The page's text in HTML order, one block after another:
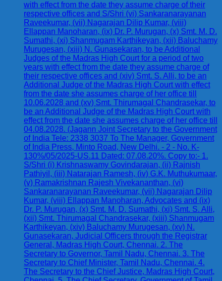
with effect from the date they assume charge of their
respective offices and S/Shri (vi) Sankaranarayanan
Raveekumar, (vii) Nagarajan Dilip Kumar, (viii)
Ellappan Manoharan, (ix) Dr. P. Murugan, (x) Smt. M. D.
Sumathi, (xi) Shanmugam Karthikeyan, (xii) Baluchamy
Murugesan, (xiii) N. Gunasekaran, to be Additional
Judges of the Madras High Court for a period of two
years with effect from the date they assume charge of
their respective offices and (xiv) Smt. S. Alli, to be an
Additional Judge of the Madras High Court with effect
from the date she assumes charge of her office till
10.06.2028 and (xv) Smt. Thirumagal Chandrasekar, to
be an Additional Judge of the Madras High Court with
effect from the date she assumes charge of her office till
04.08.2028. (Jagann Joint Secretary to the Government
of India Tele: 2338 3037 To The Manager, Government
of India Press, Minto Road, New Delhi. - 2 - No. K-
130%/05/2025-US.11 Dated: 07.08.20%. Copy to:- 1.
S/Shri (i) Krishnaswamy Govindarajan, (ii) Rajnish
Pathiyil, (iii) Natarajan Ramesh, (iv) G.K. Muthukumaar,
(v) Ramakrishnan Rajesh Vivekananthan, (vi)
Sankaranarayanan Raveekumar, (vii) Nagarajan Dilip
Kumar, (viii) Ellappan Manoharan, Advocates and (ix)
Dr. P. Murugan, (x) Smt. M. D. Sumathi, (xi) Smt. S. Alli,
(xii) Smt. Thirumagal Chandrasekar, (xiii) Shanmugam
Karthikeyan, (xiv) Baluchamy Murugesan, (xv) N.
Gunasekaran, Judicial Officers through the Registrar
General, Madras High Court, Chennai. 2. The
Secretary to Governor, Tamil Nadu, Chennai. 3. The
Secretary to Chief Minister, Tamil Nadu, Chennai. 4.
The Secretary to the Chief Justice, Madras High Court,